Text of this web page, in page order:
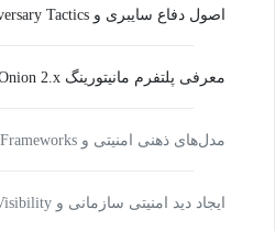
اصول دفاع سایبری و Adversary Tactics
معرفی پلتفرم مانیتورینگ Security Onion 2.x
مدل‌های ذهنی امنیتی و Security Frameworks
ایجاد دید امنیتی سازمانی و Security Visibility